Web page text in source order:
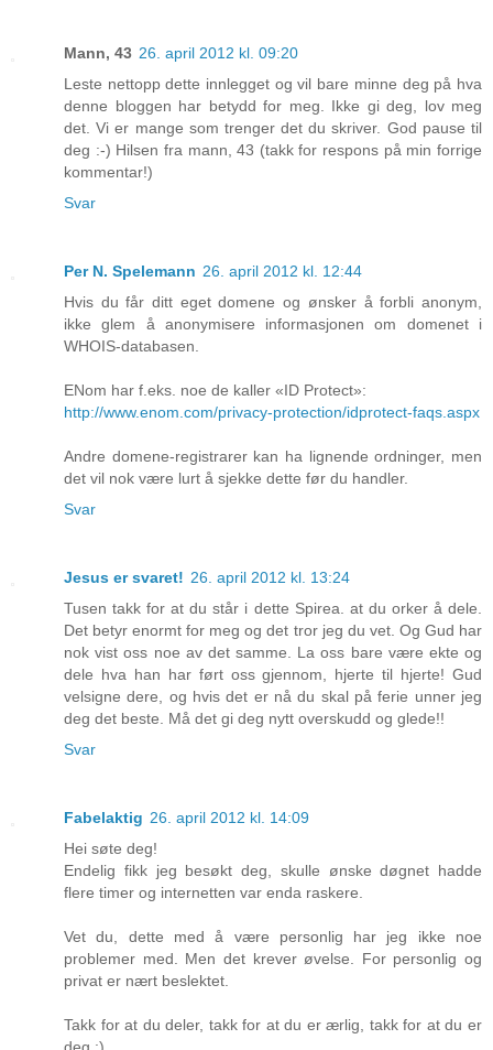
Mann, 43 26. april 2012 kl. 09:20
Leste nettopp dette innlegget og vil bare minne deg på hva
denne bloggen har betydd for meg. Ikke gi deg, lov meg
det. Vi er mange som trenger det du skriver. God pause til
deg :-) Hilsen fra mann, 43 (takk for respons på min forrige
kommentar!)
Svar
Per N. Spelemann 26. april 2012 kl. 12:44
Hvis du får ditt eget domene og ønsker å forbli anonym,
ikke glem å anonymisere informasjonen om domenet i
WHOIS-databasen.
ENom har f.eks. noe de kaller «ID Protect»:
http://www.enom.com/privacy-protection/idprotect-faqs.aspx
Andre domene-registrarer kan ha lignende ordninger, men
det vil nok være lurt å sjekke dette før du handler.
Svar
Jesus er svaret! 26. april 2012 kl. 13:24
Tusen takk for at du står i dette Spirea. at du orker å dele.
Det betyr enormt for meg og det tror jeg du vet. Og Gud har
nok vist oss noe av det samme. La oss bare være ekte og
dele hva han har ført oss gjennom, hjerte til hjerte! Gud
velsigne dere, og hvis det er nå du skal på ferie unner jeg
deg det beste. Må det gi deg nytt overskudd og glede!!
Svar
Fabelaktig 26. april 2012 kl. 14:09
Hei søte deg!
Endelig fikk jeg besøkt deg, skulle ønske døgnet hadde
flere timer og internetten var enda raskere.
Vet du, dette med å være personlig har jeg ikke noe
problemer med. Men det krever øvelse. For personlig og
privat er nært beslektet.
Takk for at du deler, takk for at du er ærlig, takk for at du er